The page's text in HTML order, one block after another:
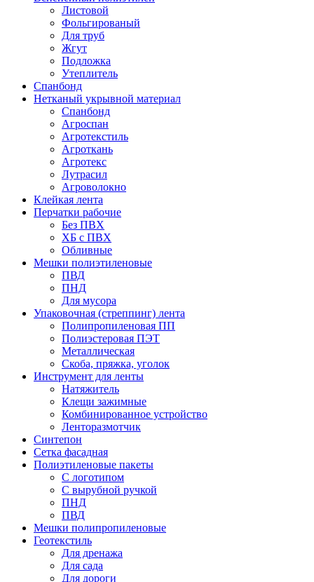
Листовой
Фольгированый
Для труб
Жгут
Подложка
Утеплитель
Спанбонд
Нетканый укрывной материал
Спанбонд
Агроспан
Агротекстиль
Агроткань
Агротекс
Лутрасил
Агроволокно
Клейкая лента
Перчатки рабочие
Без ПВХ
ХБ с ПВХ
Обливные
Мешки полиэтиленовые
ПВД
ПНД
Для мусора
Упаковочная (стреппинг) лента
Полипропиленовая ПП
Полиэстеровая ПЭТ
Металлическая
Скоба, пряжка, уголок
Инструмент для ленты
Натяжитель
Клещи зажимные
Комбинированное устройство
Ленторазмотчик
Синтепон
Сетка фасадная
Полиэтиленовые пакеты
С логотипом
С вырубной ручкой
ПНД
ПВД
Мешки полипропиленовые
Геотекстиль
Для дренажа
Для сада
Для дороги